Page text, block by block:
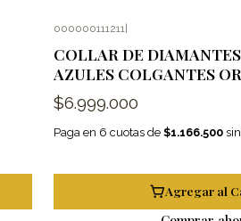
000000111211
COLLAR DE
AZULES COLGANTES
$6.999.000
Paga en 6 cuotas de$1.166.500
Agregar al